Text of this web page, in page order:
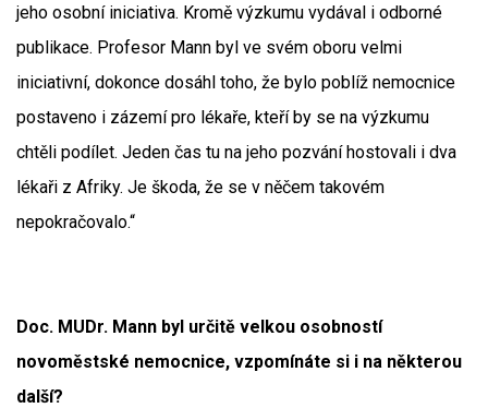
jeho osobní iniciativa. Kromě výzkumu vydával i odborné
publikace. Profesor Mann byl ve svém oboru velmi
iniciativní, dokonce dosáhl toho, že bylo poblíž nemocnice
postaveno i zázemí pro lékaře, kteří by se na výzkumu
chtěli podílet. Jeden čas tu na jeho pozvání hostovali i dva
lékaři z Afriky. Je škoda, že se v něčem takovém
nepokračovalo.“
Doc. MUDr. Mann byl určitě velkou osobností
novoměstské nemocnice, vzpomínáte si i na některou
další?